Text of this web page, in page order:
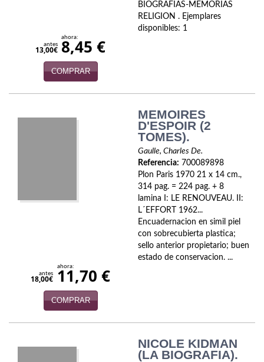
BIOGRAFIAS-MEMORIAS
RELIGION . Ejemplares
disponibles: 1
antes
13,00€
ahora:
8,45 €
COMPRAR
MEMOIRES
D'ESPOIR (2
TOMES).
Gaulle, Charles De.
Referencia: 700089898
Plon Paris 1970 21 x 14 cm.,
314 pag. = 224 pag. + 8
lamina I: LE RENOUVEAU. II:
L´EFFORT 1962...
Encuadernacion en simil piel
con sobrecubierta plastica;
sello anterior propietario; buen
estado de conservacion. ...
antes
18,00€
ahora:
11,70 €
COMPRAR
NICOLE KIDMAN
(LA BIOGRAFIA).